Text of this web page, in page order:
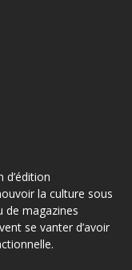
la culture sous
de magazines
se vanter d’avoir